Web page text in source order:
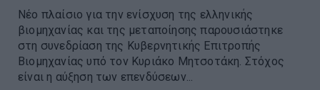
Νέο πλαίσιο για την ενίσχυση της ελληνικής
βιομηχανίας και της μεταποίησης παρουσιάστηκε
στη συνεδρίαση της Κυβερνητικής Επιτροπής
Βιομηχανίας υπό τον Κυριάκο Μητσοτάκη. Στόχος
είναι η αύξηση των επενδύσεων...